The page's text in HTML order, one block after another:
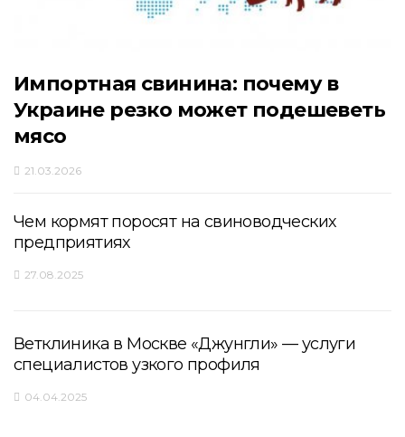
Импортная свинина: почему в
Украине резко может подешеветь
мясо
21.03.2026
Чем кормят поросят на свиноводческих
предприятиях
27.08.2025
Ветклиника в Москве «Джунгли» — услуги
специалистов узкого профиля
04.04.2025